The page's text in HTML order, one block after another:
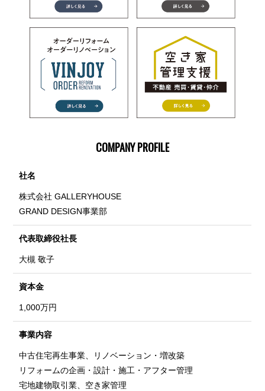
COMPANY PROFILE
社名
株式会社 GALLERYHOUSE
GRAND DESIGN事業部
代表取締役社長
大槻 敬子
資本金
1,000万円
事業内容
中古住宅再生事業、リノベーション・増改築
リフォームの企画・設計・施工・アフター管理
宅地建物取引業、空き家管理